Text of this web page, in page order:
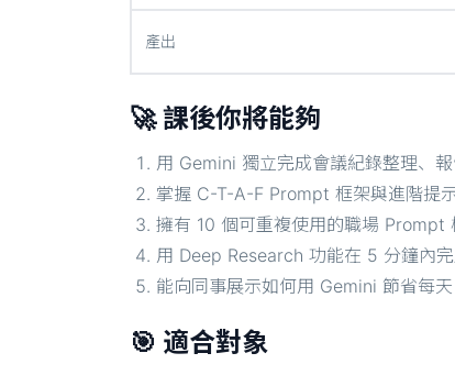
產出
🚀 課後你將能夠
用 Gemini 獨立完成會議紀錄整理、
掌握 C-T-A-F Prompt 框架與進階提
擁有 10 個可重複使用的職場 Prompt
用 Deep Research 功能在 5 分鐘內
能向同事展示如何用 Gemini 節省每
🎯 適合對象